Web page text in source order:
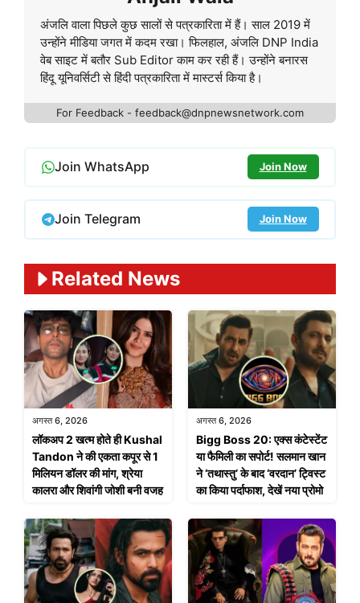
अंजलि वाला पिछले कुछ सालों से पत्रकारिता में हैं। साल 2019 में
उन्होंने मीडिया जगत में कदम रखा। फिलहाल, अंजलि DNP India
वेब साइट में बतौर Sub Editor काम कर रही हैं। उन्होंने बनारस
हिंदू यूनिवर्सिटी से हिंदी पत्रकारिता में मास्टर्स किया है।
For Feedback - feedback@dnpnewsnetwork.com
Join WhatsApp Join Now
Join Telegram Join Now
Related News
अगस्त 6, 2026
लॉकअप 2 खत्म होते ही Kushal
Tandon ने की एकता कपूर से 1
मिलियन डॉलर की मांग, श्रेया
कालरा और शिवांगी जोशी बनी वजह
अगस्त 6, 2026
Bigg Boss 20: एक्स कंटेस्टेंट
या फैमिली का सपोर्ट! सलमान खान
ने ‘तथास्तु’ के बाद ‘वरदान’ ट्विस्ट
का किया पर्दाफाश, देखें नया प्रोमो